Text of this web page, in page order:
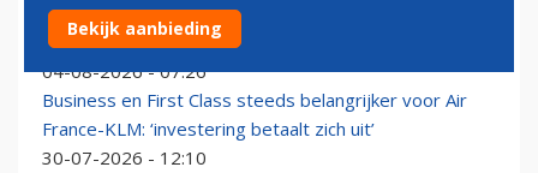
Air France-KLM aast op terugwinnen reizigers van
‘hoofdpijn bezorgend’ easyJet
04-08-2026 - 07:26
Business en First Class steeds belangrijker voor Air
France-KLM: ‘investering betaalt zich uit’
30-07-2026 - 12:10
Bekijk aanbieding